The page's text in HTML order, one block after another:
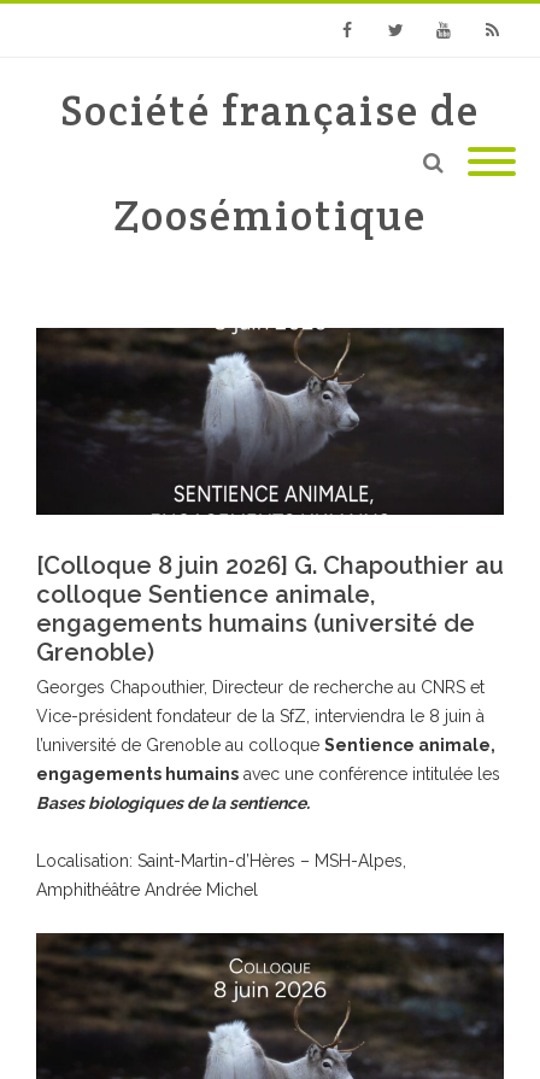
Société française de
Zoosémiotique
[Colloque 8 juin 2026] G. Chapouthier au
colloque Sentience animale,
engagements humains (université de
Grenoble)
Georges Chapouthier, Directeur de recherche au CNRS et
Vice-président fondateur de la SfZ, interviendra le 8 juin à
l’université de Grenoble au colloque Sentience animale,
engagements humains avec une conférence intitulée les
Bases biologiques de la sentience.
Localisation: Saint-Martin-d’Hères – MSH-Alpes,
Amphithéâtre Andrée Michel